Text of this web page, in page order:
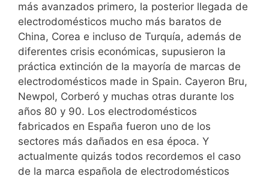
más avanzados primero, la posterior llegada de
electrodomésticos mucho más baratos de
China, Corea e incluso de Turquía, además de
diferentes crisis económicas, supusieron la
práctica extinción de la mayoría de marcas de
electrodomésticos made in Spain. Cayeron Bru,
Newpol, Corberó y muchas otras durante los
años 80 y 90. Los electrodomésticos
fabricados en España fueron uno de los
sectores más dañados en esa época. Y
actualmente quizás todos recordemos el caso
de la marca española de electrodomésticos